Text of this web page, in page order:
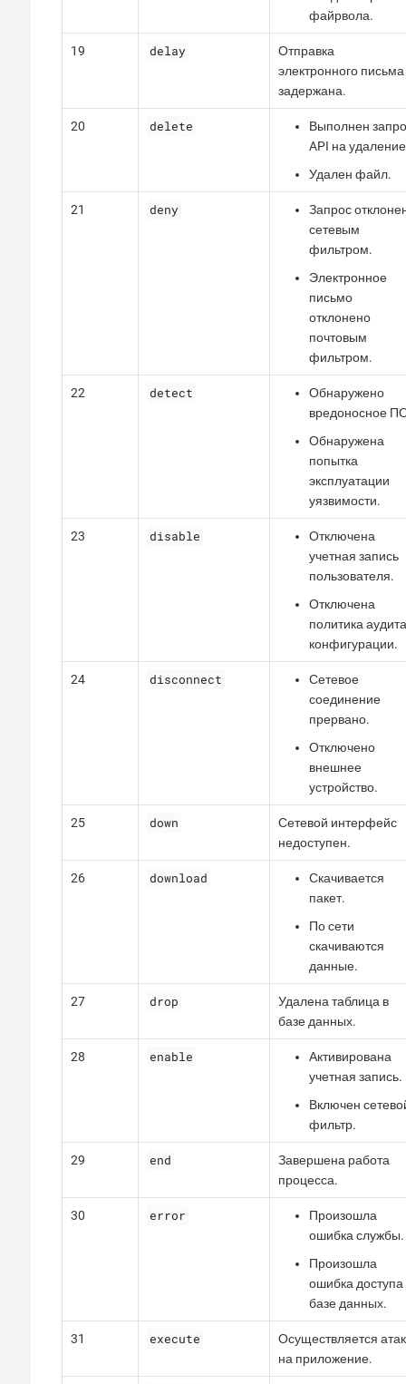
файрвола.
19 delay
Отправка
электронного письма
задержана.
20 delete
Выполнен
API на
Удален файл.
21 deny
Запрос
сетевым
фильтром.
Электронное
письмо
отклонено
почтовым
фильтром.
22 detect
Обнаружено
вредоносное
Обнаружена
попытка
эксплуатации
уязвимости.
23 disable
Отключена
учетная запись
пользователя.
Отключена
политика аудита
конфигурации.
24 disconnect
Сетевое
соединение
прервано.
Отключено
внешнее
устройство.
25 down
Сетевой интерфейс
недоступен.
26 download
Скачивается
пакет.
По сети
скачиваются
данные.
27 drop
Удалена таблица в
базе данных.
28 enable
Активирована
учетная запись.
Включен
фильтр.
29 end
Завершена работа
процесса.
30 error
Произошла
ошибка службы.
Произошла
ошибка доступа
базе данных.
31 execute
Осуществляется
на приложение.